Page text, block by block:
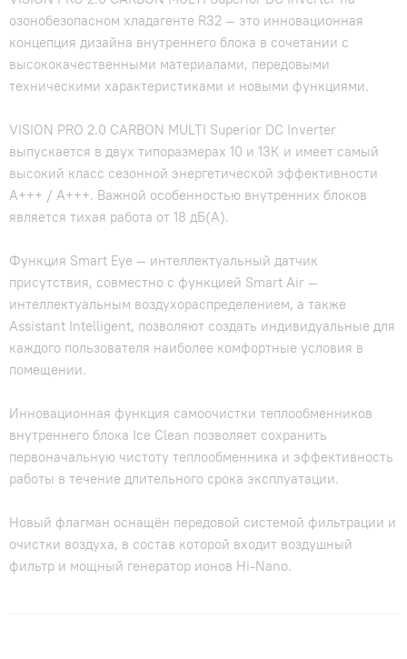
озонобезопасном хладагенте R32 — это инновационная
концепция дизайна внутреннего блока в сочетании с
высококачественными материалами, передовыми
техническими характеристиками и новыми функциями.
VISION PRO 2.0 CARBON MULTI Superior DC Inverter
выпускается в двух типоразмерах 10 и 13К и имеет самый
высокий класс сезонной энергетической эффективности
A+++ / A+++. Важной особенностью внутренних блоков
является тихая работа от 18 дБ(А).
Функция Smart Eye — интеллектуальный датчик
присутствия, совместно с функцией Smart Air —
интеллектуальным воздухораспределением, а также
Assistant Intelligent, позволяют создать индивидуальные для
каждого пользователя наиболее комфортные условия в
помещении.
Инновационная функция самоочистки теплообменников
внутреннего блока Ice Clean позволяет сохранить
первоначальную чистоту теплообменника и эффективность
работы в течение длительного срока эксплуатации.
Новый флагман оснащён передовой системой фильтрации и
очистки воздуха, в состав которой входит воздушный
фильтр и мощный генератор ионов Hi-Nano.